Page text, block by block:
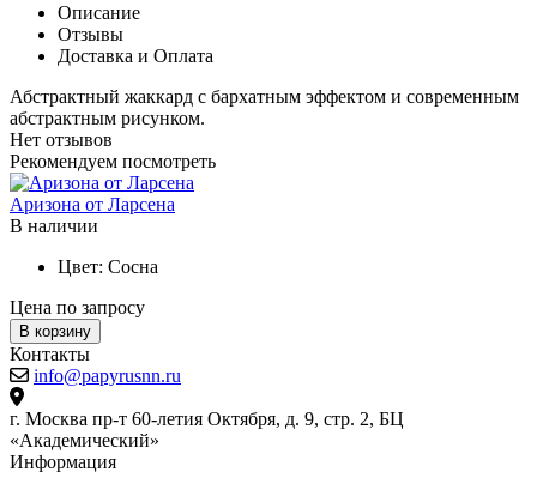
Описание
Отзывы
Доставка и Оплата
Абстрактный жаккард с бархатным эффектом и современным
абстрактным рисунком.
Нет отзывов
Рекомендуем посмотреть
Аризона от Ларсена
В наличии
Цвет: Сосна
Цена по запросу
В корзину
Контакты
info@papyrusnn.ru
г. Москва пр-т 60-летия Октября, д. 9, стр. 2, БЦ
«Академический»
Информация